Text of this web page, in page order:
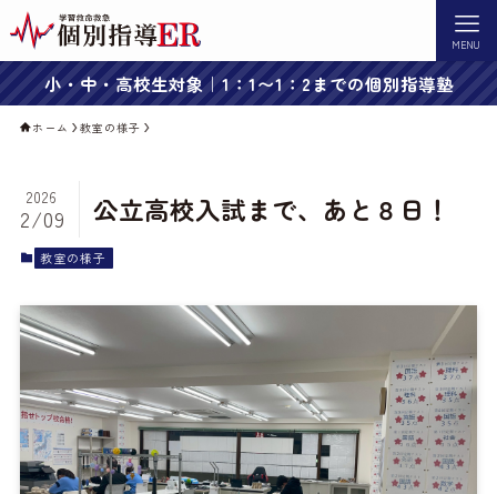
MENU
小・中・高校生対象｜1：1〜1：2までの個別指導塾
ホーム 教室の様子
公立高校入試まで、あと８日！
2026
2/09
教室の様子